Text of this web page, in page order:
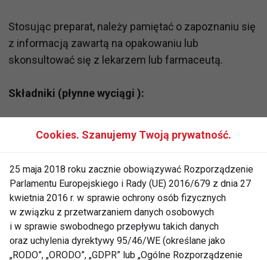
Stosując preparat, należy pamiętać o zapoznaniu się
z informacją zawartą na opakowaniu lub
skonsultować się z lekarzem lub farmaceutą.
Składniki (płynne wyciągi ):
kwiat krwawnika, liść szałwii, ziele skrzypu polnego,
Właściwości poszczególnych składników preparatu:
Rumianek – działa przeciwzapalnie i
przeciwbakteryjnie.
Nagietek – działa przeciwzapalnie,
przeciwbakteryjnie, zmniejsza przepuszczalność
Cookies. Szanujemy Twoją prywatność.
25 maja 2018 roku zacznie obowiązywać Rozporządzenie
Parlamentu Europejskiego i Rady (UE) 2016/679 z dnia 27
kwietnia 2016 r. w sprawie ochrony osób fizycznych
w związku z przetwarzaniem danych osobowych
i w sprawie swobodnego przepływu takich danych
oraz uchylenia dyrektywy 95/46/WE (określane jako
„RODO”, „ORODO”, „GDPR” lub „Ogólne Rozporządzenie